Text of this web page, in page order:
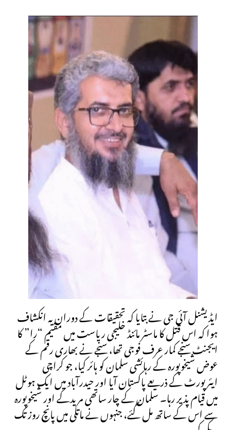
ایڈیشنل آئی جی نے بتایا کہ تحقیقات کے دوران یہ انکشاف
ہوا کہ اس قتل کا ماسٹر مائنڈ خلیجی ریاست میں مقیم “را” کا
ایجنٹ سنجے کمار عرف فوجی تھا، سنجے نے بھاری رقم کے
عوض شیخوپورہ کے رہائشی سلمان کو ہائر کیا، جو کراچی
ایئرپورٹ کے ذریعے پاکستان آیا اور حیدرآباد میں ایک ہوٹل
میں قیام پذیر رہا۔ سلمان کے چار ساتھی مریدکے اور شیخوپورہ
سے اس کے ساتھ مل گئے، جنہوں نے ماتلی میں پانچ روز تک